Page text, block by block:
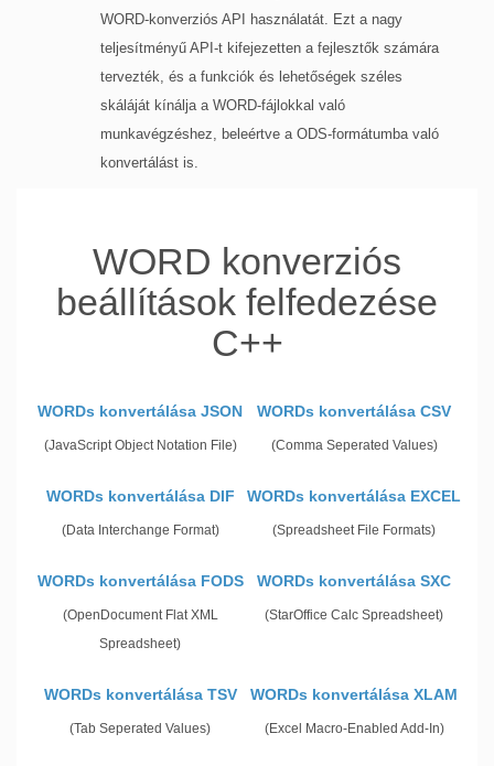
WORD-konverziós API használatát. Ezt a nagy
teljesítményű API-t kifejezetten a fejlesztők számára
tervezték, és a funkciók és lehetőségek széles
skáláját kínálja a WORD-fájlokkal való
munkavégzéshez, beleértve a ODS-formátumba való
konvertálást is.
WORD konverziós
beállítások felfedezése
C++
WORDs konvertálása JSON
(JavaScript Object Notation File)
WORDs konvertálása CSV
(Comma Seperated Values)
WORDs konvertálása DIF
(Data Interchange Format)
WORDs konvertálása EXCEL
(Spreadsheet File Formats)
WORDs konvertálása FODS
(OpenDocument Flat XML
Spreadsheet)
WORDs konvertálása SXC
(StarOffice Calc Spreadsheet)
WORDs konvertálása TSV
(Tab Seperated Values)
WORDs konvertálása XLAM
(Excel Macro-Enabled Add-In)